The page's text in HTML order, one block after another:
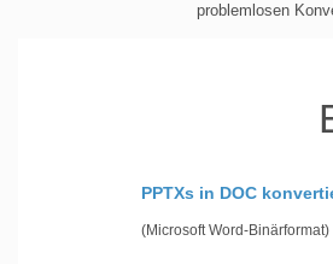
problemlosen
PPTXs in DOC
(Microsoft Word-Binärformat)